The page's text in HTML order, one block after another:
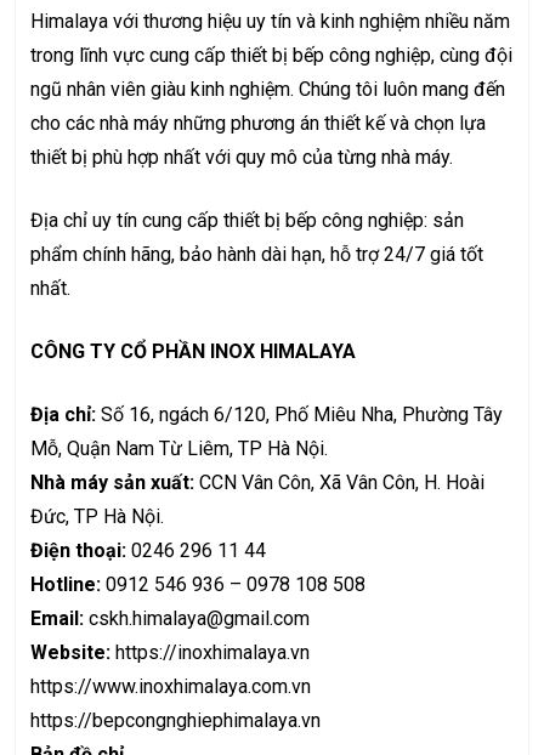
Himalaya với thương hiệu uy tín và kinh nghiệm nhiều năm
trong lĩnh vực cung cấp thiết bị bếp công nghiệp, cùng đội
ngũ nhân viên giàu kinh nghiệm. Chúng tôi luôn mang đến
cho các nhà máy những phương án thiết kế và chọn lựa
thiết bị phù hợp nhất với quy mô của từng nhà máy.
Địa chỉ uy tín cung cấp thiết bị bếp công nghiệp: sản
phẩm chính hãng, bảo hành dài hạn, hỗ trợ 24/7 giá tốt
nhất.
CÔNG TY CỔ PHẦN INOX HIMALAYA
Địa chỉ: Số 16, ngách 6/120, Phố Miêu Nha, Phường Tây
Mỗ, Quận Nam Từ Liêm, TP Hà Nội.
Nhà máy sản xuất: CCN Vân Côn, Xã Vân Côn, H. Hoài
Đức, TP Hà Nội.
Điện thoại: 0246 296 11 44
Hotline: 0912 546 936 – 0978 108 508
Email: cskh.himalaya@gmail.com
Website: https://inoxhimalaya.vn
https://www.inoxhimalaya.com.vn
https://bepcongnghiephimalaya.vn